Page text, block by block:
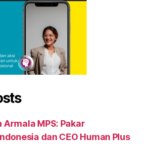
MPS: Pakar
dan CEO Human Plus